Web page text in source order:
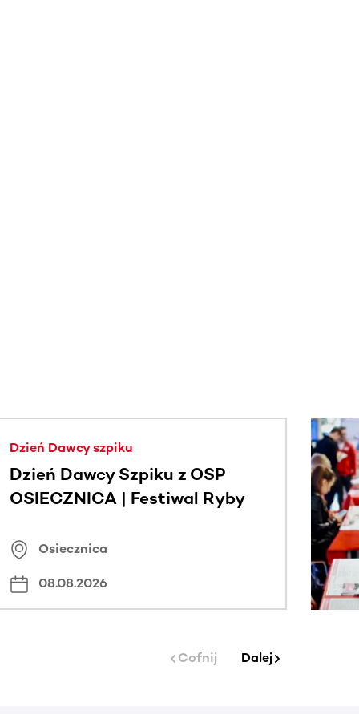
Dzień Dawcy szpiku
Dzień Dawcy Szpiku z OSP
OSIECZNICA | Festiwal Ryby
Osiecznica
08.08.2026
Cofnij Dalej